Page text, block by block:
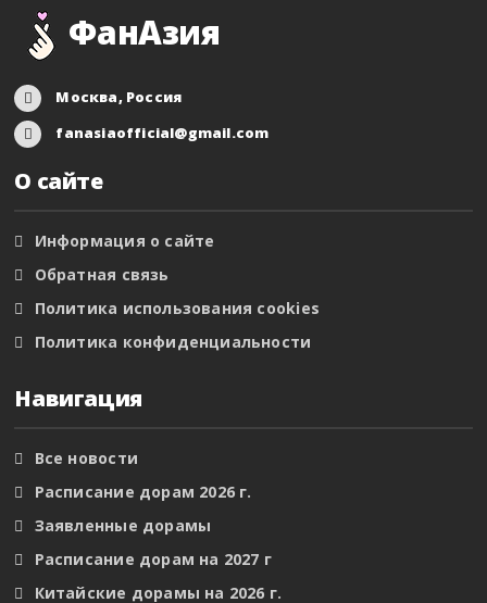
ФанАзия
Москва, Россия
fanasiaofficial@gmail.com
О сайте
Информация о сайте
Обратная связь
Политика использования cookies
Политика конфиденциальности
Навигация
Все новости
Расписание дорам 2026 г.
Заявленные дорамы
Расписание дорам на 2027 г
Китайские дорамы на 2026 г.